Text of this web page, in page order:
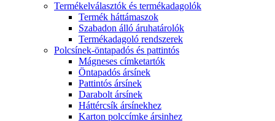
Termékelválasztók és termékadagolók
Termék háttámaszok
Szabadon álló áruhatárolók
Termékadagoló rendszerek
Polcsínek-öntapadós és pattintós
Mágneses címketartók
Öntapadós ársínek
Pattintós ársínek
Darabolt ársínek
Háttércsík ársínekhez
Karton polccímke ársinhez